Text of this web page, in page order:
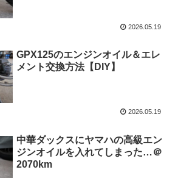
2026.05.19
GPX125のエンジンオイル＆エレ
メント交換方法【DIY】
2026.05.19
中華ダックスにヤマハの高級エン
ジンオイルを入れてしまった…＠
2070km